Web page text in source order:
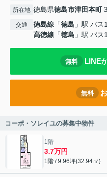
所在地 徳島県徳島市津田本町
交通 徳島線 「徳島 」駅 バ
高徳線 「徳島 」駅 バ
無料 LINE
無料
コーポ・ソレイユの募集中物件
1階
3.7万円
1階 / 9.96坪(32.94㎡)